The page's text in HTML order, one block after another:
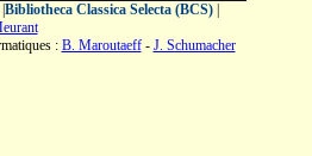
Bibliotheca Classica Selecta (BCS)|
: B. Maroutaeff- J. Schumacher